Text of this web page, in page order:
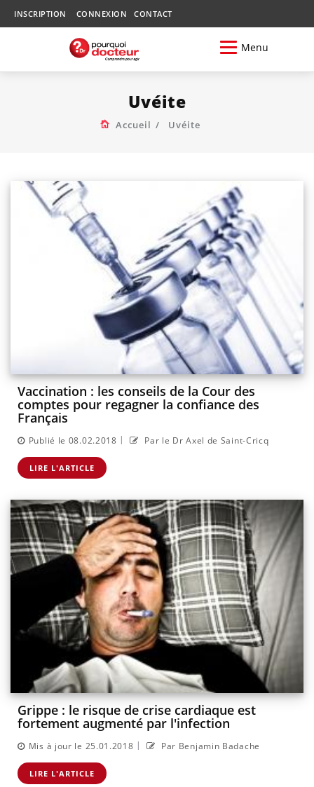
INSCRIPTION CONNEXION CONTACT
Menu
Uvéite
Accueil Uvéite
Vaccination : les conseils de la Cour des
comptes pour regagner la confiance des
Français
Publié le 08.02.2018 | Par le Dr Axel de Saint-Cricq
LIRE L'ARTICLE
Grippe : le risque de crise cardiaque est
fortement augmenté par l'infection
Mis à jour le 25.01.2018 | Par Benjamin Badache
LIRE L'ARTICLE